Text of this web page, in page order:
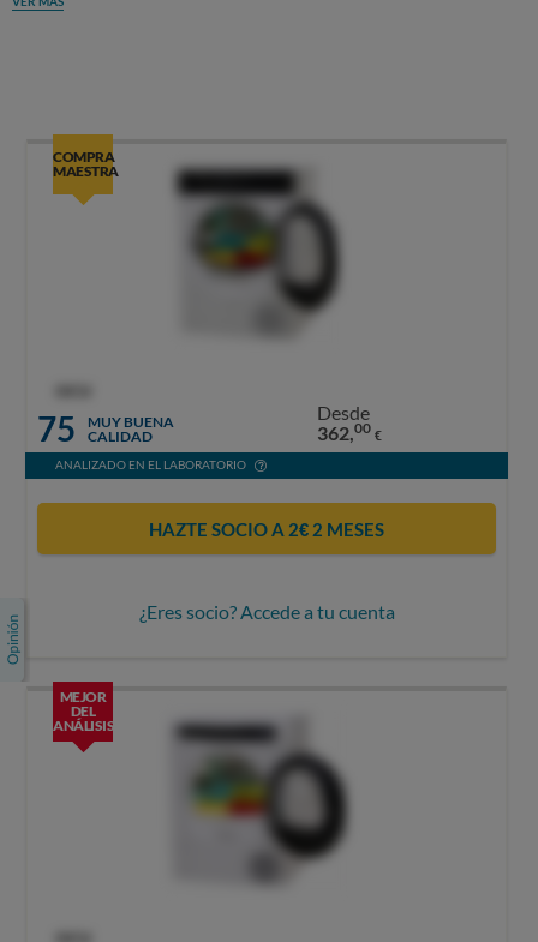
COMPRA
MAESTRA
75
MUY BUENA
CALIDAD
Desde
362,00 €
ANALIZADO EN EL LABORATORIO
HAZTE SOCIO A 2€ 2 MESES
¿Eres socio? Accede a tu cuenta
MEJOR
DEL
ANÁLISIS